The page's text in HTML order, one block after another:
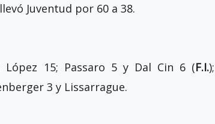
Juventud por 60 a 38.
López 15; Passaro 5 y Dal Cin 6 (F.I.);
3 y Lissarrague.